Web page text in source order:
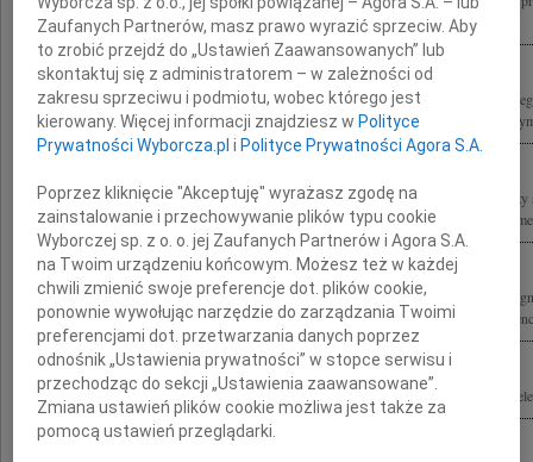
Warszawskim, patrioty, bohatera, autorytetu i wspaniałego człowieka Rodzinie i...
Z ogromnym smutkiem przyjęliśmy wiadomość o śmierci Marka Edelmana
getcie warszawskim, lekarza, działacza społecznego i polityka Rodzinie i
Żegnamy Marka Edelmana naszego Przyjaciela i towarzysza broni Łączymy wyrazy
Ani, Olka i całej Rodziny Luba Gawisar "Zielona Marysia" Pnina Grynszpan-
W piątek, 9 października 2009 roku na Placu Bohaterów Getta o godzinie 11.00
Dziadka Marka Edelmana Aleksander i Zosia, Ania, François, Tomek, Liza i
Odszedł Marek Edelman 1919 - 2009 Z Najbliższymi łączymy się w bólu
Zaufanych Partnerów, masz prawo wyrazić sprzeciw. Aby
to zrobić przejdź do „Ustawień Zaawansowanych” lub
skontaktuj się z administratorem – w zależności od
zakresu sprzeciwu i podmiotu, wobec którego jest
kierowany. Więcej informacji znajdziesz wPolityce
Prywatności Wyborcza.pl iPolityce Prywatności Agora S.A.
Poprzez kliknięcie "Akceptuję" wyrażasz zgodę na
zainstalowanie i przechowywanie plików typu cookie
Wyborczej sp. z o. o. jej Zaufanych Partnerów i Agora S.A.
na Twoim urządzeniu końcowym. Możesz też w każdej
chwili zmienić swoje preferencje dot. plików cookie,
ponownie wywołując narzędzie do zarządzania Twoimi
preferencjami dot. przetwarzania danych poprzez
odnośnik „Ustawienia prywatności” w stopce serwisu i
przechodząc do sekcji „Ustawienia zaawansowane”.
Zmiana ustawień plików cookie możliwa jest także za
pomocą ustawień przeglądarki.